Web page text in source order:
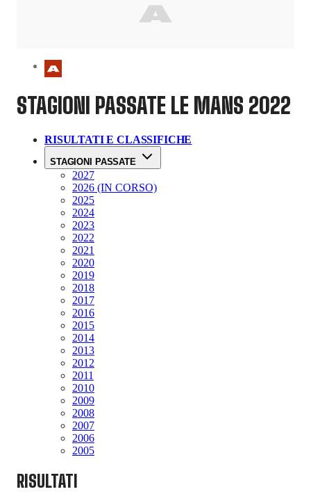
STAGIONI PASSATE LE MANS 2022
RISULTATI E CLASSIFICHE
STAGIONI PASSATE
2027
2026 (IN CORSO)
2025
2024
2023
2022
2021
2020
2019
2018
2017
2016
2015
2014
2013
2012
2011
2010
2009
2008
2007
2006
2005
RISULTATI